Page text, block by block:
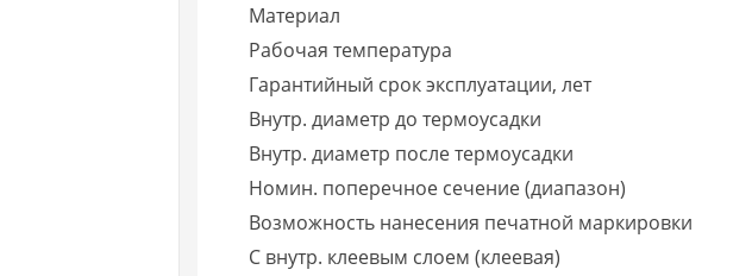
Материал
Рабочая температура
Гарантийный срок эксплуатации, лет
Внутр. диаметр до термоусадки
Внутр. диаметр после термоусадки
Номин. поперечное сечение (диапазон)
Возможность нанесения печатной маркировки
С внутр. клеевым слоем (клеевая)